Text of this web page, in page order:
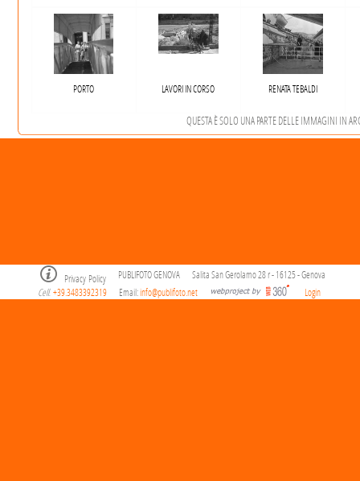
PORTO LAVORI IN CORSO RENATA TEBALDI
QUESTA È SOLO UNA PARTE DELLE IMMAGINI IN
Privacy Policy PUBLIFOTO GENOVA
Salita San Gerolamo 28 r - 16125 - Genova
Cell. +39.3483392319 Email:info@publifoto.net Login